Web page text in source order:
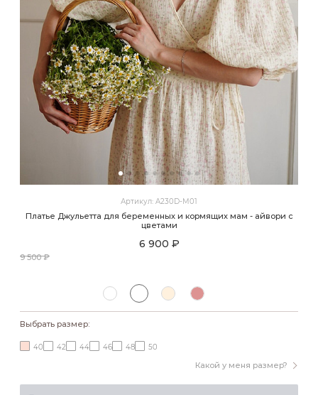
Артикул: A230D-M01
Платье Джульетта для беременных и кормящих мам - айвори с
цветами
6 900 ₽
9 500 ₽
Выбрать размер:
Какой у меня размер?
40 42 44 46 48 50